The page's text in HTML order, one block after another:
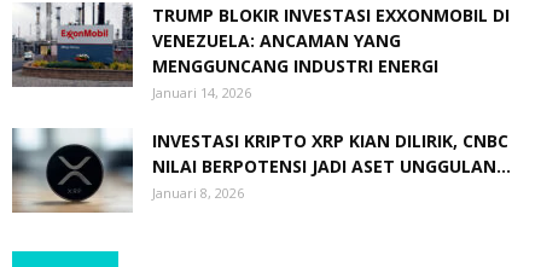
TRUMP BLOKIR INVESTASI EXXONMOBIL DI
VENEZUELA: ANCAMAN YANG
MENGGUNCANG INDUSTRI ENERGI
Januari 14, 2026
INVESTASI KRIPTO XRP KIAN DILIRIK, CNBC
NILAI BERPOTENSI JADI ASET UNGGULAN...
Januari 8, 2026